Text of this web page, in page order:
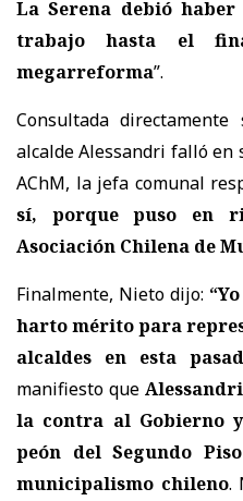
La Serena debió
trabajo hasta el
megarreforma”.
Consultada
alcalde Alessandri falló en
AChM, la jefa comunal
sí, porque puso en
Asociación Chilena de
Finalmente, Nieto dijo:
harto mérito para
alcaldes en esta
manifiesto que
la contra al Gobierno
peón del Segundo
municipalismo chileno.